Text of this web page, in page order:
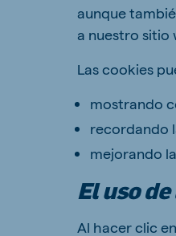
aunque
a nuestro sitio
Las cookies
mostrando
recordando
mejorando
El uso
Al hacer clic
Vietnamese
Philippines
English